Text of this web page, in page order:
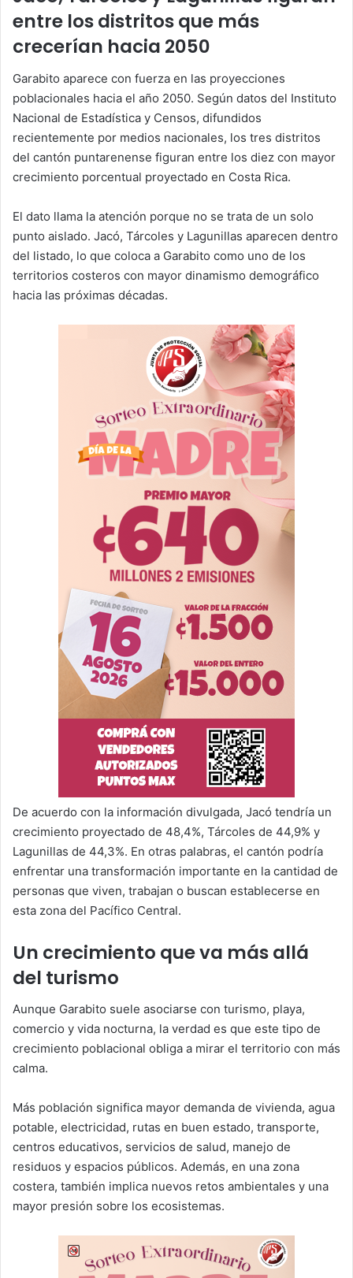
entre los distritos que más
crecerían hacia 2050
Garabito aparece con fuerza en las proyecciones
poblacionales hacia el año 2050. Según datos del Instituto
Nacional de Estadística y Censos, difundidos
recientemente por medios nacionales, los tres distritos
del cantón puntarenense figuran entre los diez con mayor
crecimiento porcentual proyectado en Costa Rica.
El dato llama la atención porque no se trata de un solo
punto aislado. Jacó, Tárcoles y Lagunillas aparecen dentro
del listado, lo que coloca a Garabito como uno de los
territorios costeros con mayor dinamismo demográfico
hacia las próximas décadas.
De acuerdo con la información divulgada, Jacó tendría un
crecimiento proyectado de 48,4%, Tárcoles de 44,9% y
Lagunillas de 44,3%. En otras palabras, el cantón podría
enfrentar una transformación importante en la cantidad de
personas que viven, trabajan o buscan establecerse en
esta zona del Pacífico Central.
Un crecimiento que va más allá
del turismo
Aunque Garabito suele asociarse con turismo, playa,
comercio y vida nocturna, la verdad es que este tipo de
crecimiento poblacional obliga a mirar el territorio con más
calma.
Más población significa mayor demanda de vivienda, agua
potable, electricidad, rutas en buen estado, transporte,
centros educativos, servicios de salud, manejo de
residuos y espacios públicos. Además, en una zona
costera, también implica nuevos retos ambientales y una
mayor presión sobre los ecosistemas.